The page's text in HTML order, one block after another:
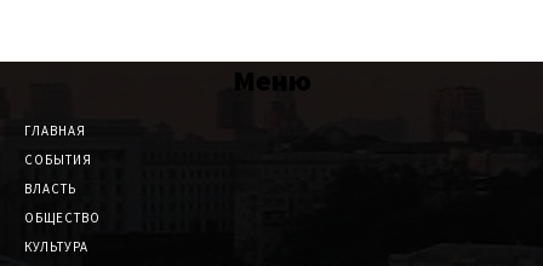
Меню
ГЛАВНАЯ
СОБЫТИЯ
ВЛАСТЬ
ОБЩЕСТВО
КУЛЬТУРА